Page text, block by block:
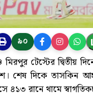
৯০
টেস্টের দ্বিতীয়
শেষ দিকে তাসকিন
৪১৩ রানে থামে